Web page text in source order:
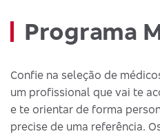
Programa
Confie na seleção de
um profissional que vai te
e te orientar de forma
precise de uma referência.